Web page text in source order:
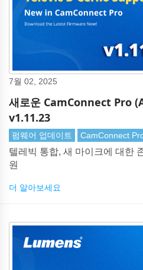
7월 02, 2025
새로운 CamConnect Pro
v1.11.23
펌웨어 업데이트 CamConnect
텔레빅 통합, 새 마이크에 대한
원
더 알아보세요